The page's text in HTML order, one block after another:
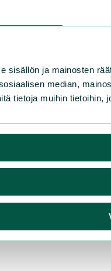
sisällön ja mainosten
median,
tietoja muihin tietoihin,